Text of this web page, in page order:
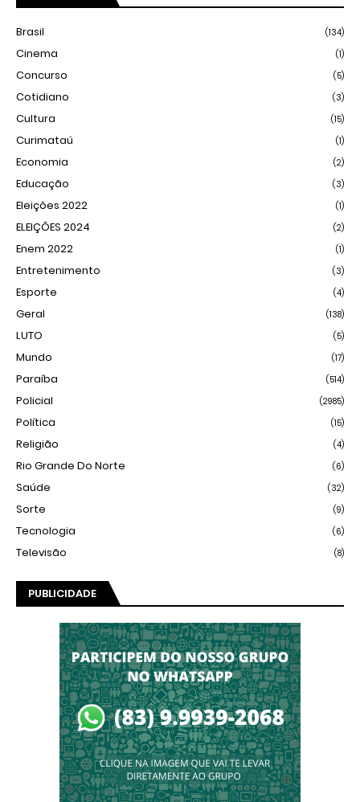
Brasil (134)
Cinema (1)
Concurso (5)
Cotidiano (3)
Cultura (15)
Curimataú (1)
Economia (2)
Educação (3)
Eleições 2022 (1)
ELEIÇÕES 2024 (2)
Enem 2022 (1)
Entretenimento (3)
Esporte (4)
Geral (138)
LUTO (5)
Mundo (17)
Paraíba (514)
Policial (2985)
Política (15)
Religião (4)
Rio Grande Do Norte (6)
Saúde (32)
Sorte (9)
Tecnologia (6)
Televisão (8)
PUBLICIDADE